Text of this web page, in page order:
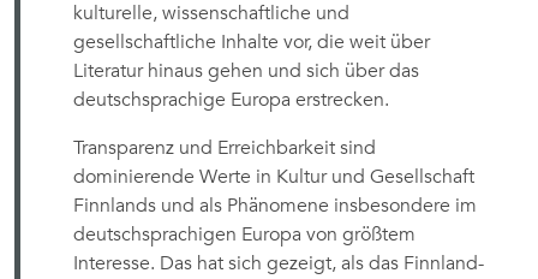
kulturelle, wissenschaftliche und
gesellschaftliche Inhalte vor, die weit über
Literatur hinaus gehen und sich über das
deutschsprachige Europa erstrecken.
Transparenz und Erreichbarkeit sind
dominierende Werte in Kultur und Gesellschaft
Finnlands und als Phänomene insbesondere im
deutschsprachigen Europa von größtem
Interesse. Das hat sich gezeigt, als das Finnland-